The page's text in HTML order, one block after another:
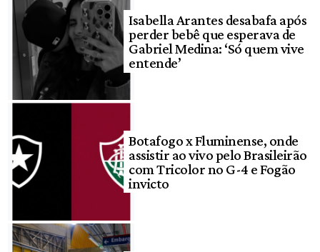
Isabella Arantes desabafa após
perder bebê que esperava de
Gabriel Medina: ‘Só quem vive
entende’
Botafogo x Fluminense, onde
assistir ao vivo pelo Brasileirão
com Tricolor no G-4 e Fogão
invicto